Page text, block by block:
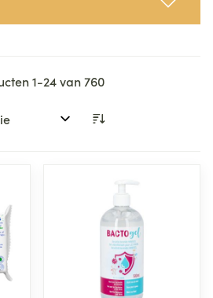
1-24van760
op: